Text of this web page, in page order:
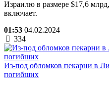
Израилю в размере $17,6
включает.
01:53 04.02.2024
334
Из-под обломков пекарни в
погибших